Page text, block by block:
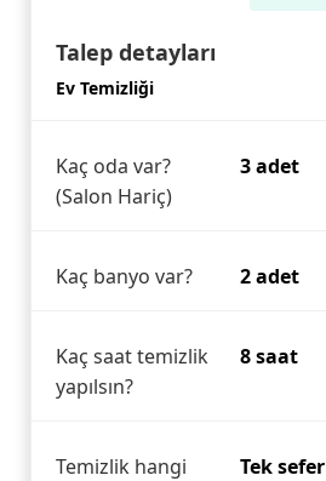
Talep detayları
Ev Temizliği
Kaç oda var?
(Salon Hariç)
3 adet
Kaç banyo var? 2 adet
Kaç saat temizlik
yapılsın?
8 saat
Temizlik hangi
Tek sefer